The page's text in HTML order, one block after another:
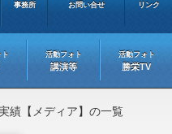
事務所 お問い合せ リンク
活動フォト
講演等
活動フォト
勝栄TV
【メディア】の一覧